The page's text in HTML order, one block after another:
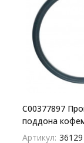
C00377897
поддона
51х44х3,5 мм
Артикул: 36129